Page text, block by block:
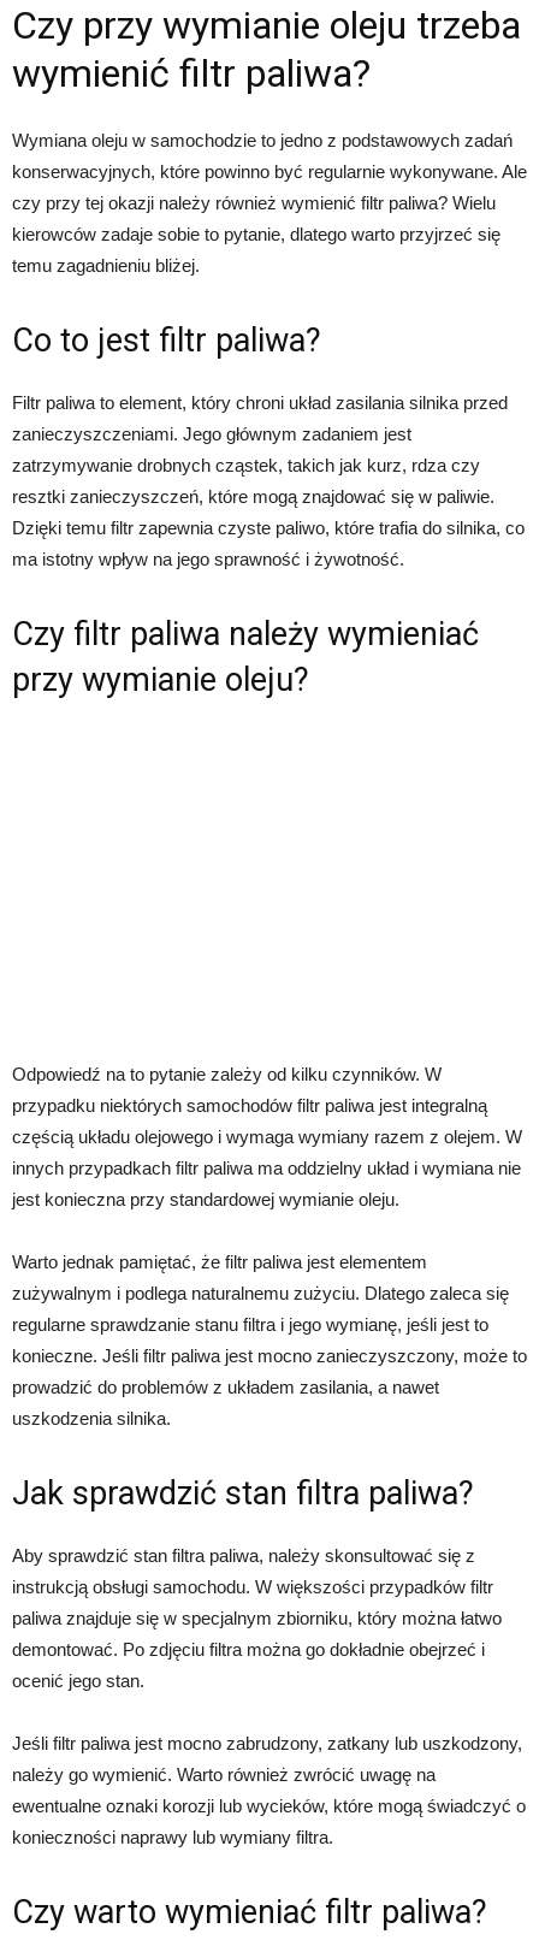
Czy przy wymianie oleju trzeba
wymienić filtr paliwa?
Wymiana oleju w samochodzie to jedno z podstawowych zadań
konserwacyjnych, które powinno być regularnie wykonywane. Ale
czy przy tej okazji należy również wymienić filtr paliwa? Wielu
kierowców zadaje sobie to pytanie, dlatego warto przyjrzeć się
temu zagadnieniu bliżej.
Co to jest filtr paliwa?
Filtr paliwa to element, który chroni układ zasilania silnika przed
zanieczyszczeniami. Jego głównym zadaniem jest
zatrzymywanie drobnych cząstek, takich jak kurz, rdza czy
resztki zanieczyszczeń, które mogą znajdować się w paliwie.
Dzięki temu filtr zapewnia czyste paliwo, które trafia do silnika, co
ma istotny wpływ na jego sprawność i żywotność.
Czy filtr paliwa należy wymieniać
przy wymianie oleju?
Odpowiedź na to pytanie zależy od kilku czynników. W
przypadku niektórych samochodów filtr paliwa jest integralną
częścią układu olejowego i wymaga wymiany razem z olejem. W
innych przypadkach filtr paliwa ma oddzielny układ i wymiana nie
jest konieczna przy standardowej wymianie oleju.
Warto jednak pamiętać, że filtr paliwa jest elementem
zużywalnym i podlega naturalnemu zużyciu. Dlatego zaleca się
regularne sprawdzanie stanu filtra i jego wymianę, jeśli jest to
konieczne. Jeśli filtr paliwa jest mocno zanieczyszczony, może to
prowadzić do problemów z układem zasilania, a nawet
uszkodzenia silnika.
Jak sprawdzić stan filtra paliwa?
Aby sprawdzić stan filtra paliwa, należy skonsultować się z
instrukcją obsługi samochodu. W większości przypadków filtr
paliwa znajduje się w specjalnym zbiorniku, który można łatwo
demontować. Po zdjęciu filtra można go dokładnie obejrzeć i
ocenić jego stan.
Jeśli filtr paliwa jest mocno zabrudzony, zatkany lub uszkodzony,
należy go wymienić. Warto również zwrócić uwagę na
ewentualne oznaki korozji lub wycieków, które mogą świadczyć o
konieczności naprawy lub wymiany filtra.
Czy warto wymieniać filtr paliwa?